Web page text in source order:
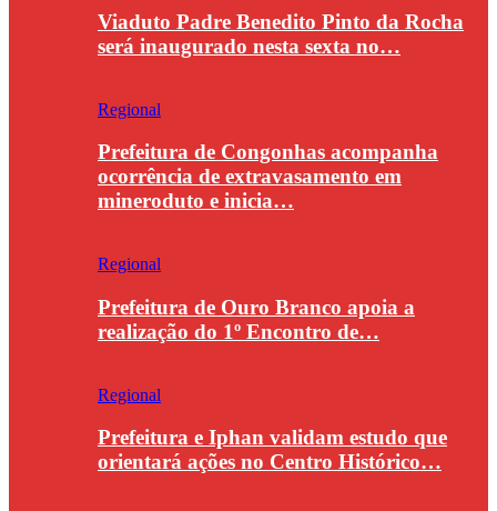
Viaduto Padre Benedito Pinto da Rocha
será inaugurado nesta sexta no…
Regional
Prefeitura de Congonhas acompanha
ocorrência de extravasamento em
mineroduto e inicia…
Regional
Prefeitura de Ouro Branco apoia a
realização do 1º Encontro de…
Regional
Prefeitura e Iphan validam estudo que
orientará ações no Centro Histórico…